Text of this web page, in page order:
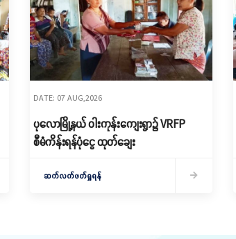
DATE: 07 AUG,2026
ပုလောမြို့နယ် ဝါးကုန်းကျေးရွာ၌ ‌VRFP
စီမံကိန်းရန်ပုံငွေ ထုတ်ချေး
ဆက်လက်ဖတ်ရှုရန်